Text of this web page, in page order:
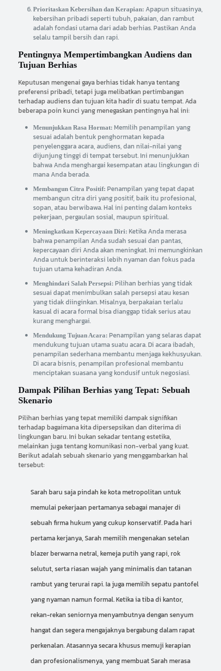
Prioritaskan Kebersihan dan Kerapian: Apapun situasinya,
kebersihan pribadi seperti tubuh, pakaian, dan rambut
adalah fondasi utama dari adab berhias. Pastikan Anda
selalu tampil bersih dan rapi.
Pentingnya Mempertimbangkan Audiens dan
Tujuan Berhias
Keputusan mengenai gaya berhias tidak hanya tentang
preferensi pribadi, tetapi juga melibatkan pertimbangan
terhadap audiens dan tujuan kita hadir di suatu tempat. Ada
beberapa poin kunci yang menegaskan pentingnya hal ini:
Menunjukkan Rasa Hormat: Memilih penampilan yang
sesuai adalah bentuk penghormatan kepada
penyelenggara acara, audiens, dan nilai-nilai yang
dijunjung tinggi di tempat tersebut. Ini menunjukkan
bahwa Anda menghargai kesempatan atau lingkungan di
mana Anda berada.
Membangun Citra Positif: Penampilan yang tepat dapat
membangun citra diri yang positif, baik itu profesional,
sopan, atau berwibawa. Hal ini penting dalam konteks
pekerjaan, pergaulan sosial, maupun spiritual.
Meningkatkan Kepercayaan Diri: Ketika Anda merasa
bahwa penampilan Anda sudah sesuai dan pantas,
kepercayaan diri Anda akan meningkat. Ini memungkinkan
Anda untuk berinteraksi lebih nyaman dan fokus pada
tujuan utama kehadiran Anda.
Menghindari Salah Persepsi: Pilihan berhias yang tidak
sesuai dapat menimbulkan salah persepsi atau kesan
yang tidak diinginkan. Misalnya, berpakaian terlalu
kasual di acara formal bisa dianggap tidak serius atau
kurang menghargai.
Mendukung Tujuan Acara: Penampilan yang selaras dapat
mendukung tujuan utama suatu acara. Di acara ibadah,
penampilan sederhana membantu menjaga kekhusyukan.
Di acara bisnis, penampilan profesional membantu
menciptakan suasana yang kondusif untuk negosiasi.
Dampak Pilihan Berhias yang Tepat: Sebuah
Skenario
Pilihan berhias yang tepat memiliki dampak signifikan
terhadap bagaimana kita dipersepsikan dan diterima di
lingkungan baru. Ini bukan sekadar tentang estetika,
melainkan juga tentang komunikasi non-verbal yang kuat.
Berikut adalah sebuah skenario yang menggambarkan hal
tersebut:
Sarah baru saja pindah ke kota metropolitan untuk
memulai pekerjaan pertamanya sebagai manajer di
sebuah firma hukum yang cukup konservatif. Pada hari
pertama kerjanya, Sarah memilih mengenakan setelan
blazer berwarna netral, kemeja putih yang rapi, rok
selutut, serta riasan wajah yang minimalis dan tatanan
rambut yang terurai rapi. Ia juga memilih sepatu pantofel
yang nyaman namun formal. Ketika ia tiba di kantor,
rekan-rekan seniornya menyambutnya dengan senyum
hangat dan segera mengajaknya bergabung dalam rapat
perkenalan. Atasannya secara khusus memuji kerapian
dan profesionalismenya, yang membuat Sarah merasa